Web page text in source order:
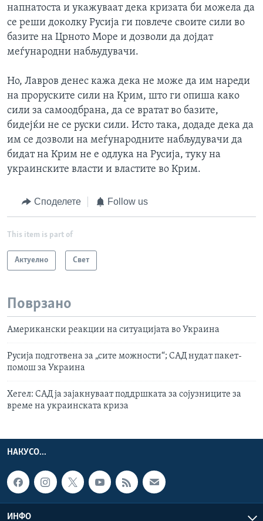
напнатоста и укажуваат дека кризата би можела да
се реши доколку Русија ги повлече своите сили во
базите на Црното Море и дозволи да дојдат
меѓународни набљудувачи.
Но, Лавров денес кажа дека не може да им нареди
на проруските сили на Крим, што ги опиша како
сили за самоодбрана, да се вратат во базите,
бидејќи не се руски сили. Исто така, додаде дека да
им се дозволи на меѓународните набљудувачи да
бидат на Крим не е одлука на Русија, туку на
украинските власти и властите во Крим.
Споделете Follow us
This item is part of
Актуелно Свет
Поврзано
Американски реакции на ситуацијата во Украина
Русија подготвена за „сите можности“; САД нудат пакет-
помош за Украина
Хегел: САД ја зајакнуваат поддршката за сојузниците за
време на украинската криза
НАКУСО...
ИНФО